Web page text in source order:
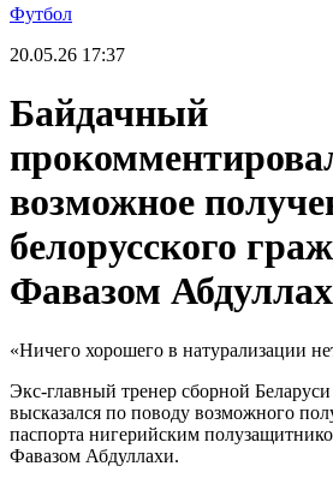
Футбол
20.05.26 17:37
Байдачный
возможное
белорусского
Фавазом
«Ничего хорошего в натурализации
Экс-главный тренер сборной
высказался по поводу возможного
паспорта нигерийским
Фавазом Абдуллахи.